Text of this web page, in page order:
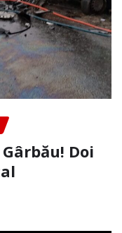
Gârbău! Doi